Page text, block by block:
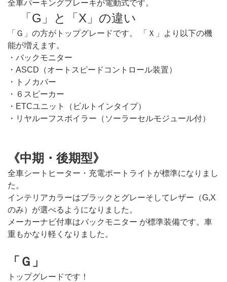
全車パーキングブレーキが電動式です。
「G」と「X」の違い
「Ｇ」の方がトップグレードです。 「Ｘ」より以下の機
能が増えます。
・バックモニター
・ASCD（オートスピードコントロール装置）
・トノカバー
・６スピーカー
・ETCユニット（ビルトインタイプ）
・リヤルーフスポイラー（ソーラーセルモジュール付）
《中期・後期型》
全車シートヒーター・充電ポートライトが標準になりまし
た。
インテリアカラーはブラックとグレーそしてレザー（G,X
のみ）が選べるようになりました。
メーカーナビ付車はバックモニター が標準装備です。車
重もかなり軽くなりました。
「Ｇ」
トップグレードです！